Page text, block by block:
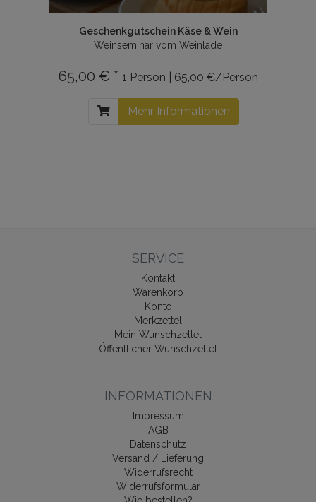
Geschenkgutschein Käse & Wein
Weinseminar vom Weinlade
65,00 € * 1 Person | 65,00 €/Person
Mehr Informationen
SERVICE
Kontakt
Warenkorb
Konto
Merkzettel
Mein Wunschzettel
Öffentlicher Wunschzettel
INFORMATIONEN
Impressum
AGB
Datenschutz
Versand / Lieferung
Widerrufsrecht
Widerrufsformular